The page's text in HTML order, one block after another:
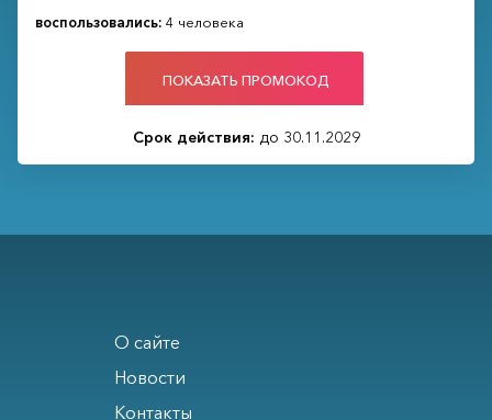
воспользовались: 4 человека
ПОКАЗАТЬ ПРОМОКОД
Срок действия: до 30.11.2029
О сайте
Новости
Контакты